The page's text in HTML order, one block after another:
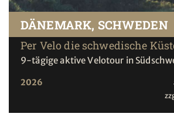
DÄNEMARK, SCHWEDEN
Per Velo die schwedische
9-tägige aktive Velotour in
2026